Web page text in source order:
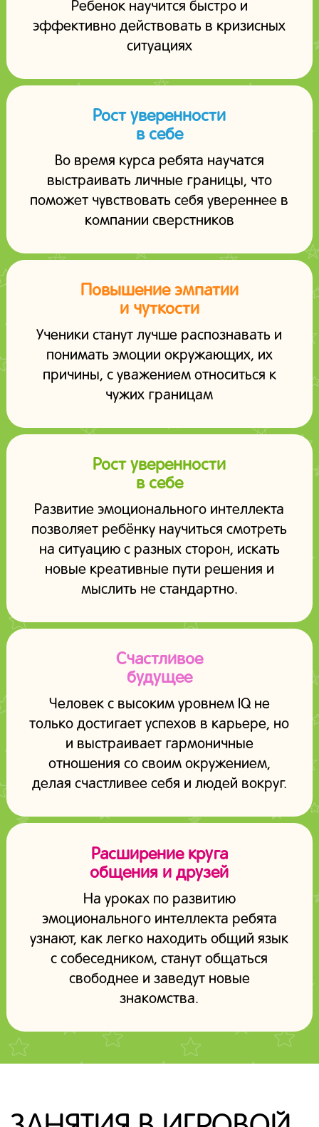
Ребенок научится быстро и
эффективно действовать в кризисных
ситуациях
Рост уверенности
в себе
Во время курса ребята научатся
выстраивать личные границы, что
поможет чувствовать себя увереннее в
компании сверстников
Повышение эмпатии
и чуткости
Ученики станут лучше распознавать и
понимать эмоции окружающих, их
причины, с уважением относиться к
чужих границам
Рост уверенности
в себе
Развитие эмоционального интеллекта
позволяет ребёнку научиться смотреть
на ситуацию с разных сторон, искать
новые креативные пути решения и
мыслить не стандартно.
Счастливое
будущее
Человек с высоким уровнем IQ не
только достигает успехов в карьере, но
и выстраивает гармоничные
отношения со своим окружением,
делая счастливее себя и людей вокруг.
Расширение круга
общения и друзей
На уроках по развитию
эмоционального интеллекта ребята
узнают, как легко находить общий язык
с собеседником, станут общаться
свободнее и заведут новые
знакомства.